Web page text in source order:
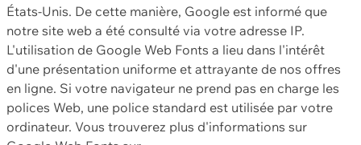
États-Unis. De cette manière, Google est informé que
notre site web a été consulté via votre adresse IP.
L'utilisation de Google Web Fonts a lieu dans l'intérêt
d'une présentation uniforme et attrayante de nos offres
en ligne. Si votre navigateur ne prend pas en charge les
polices Web, une police standard est utilisée par votre
ordinateur. Vous trouverez plus d'informations sur